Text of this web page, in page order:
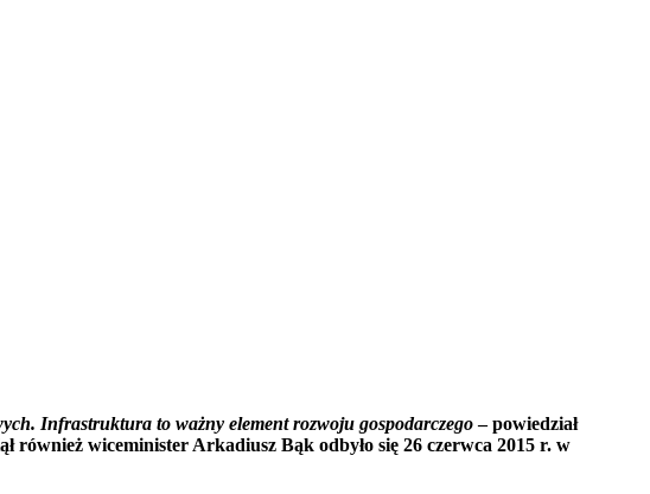
Infrastruktura to ważny element rozwoju gospodarczego – powiedział
również wiceminister Arkadiusz Bąk odbyło się 26 czerwca 2015 r. w